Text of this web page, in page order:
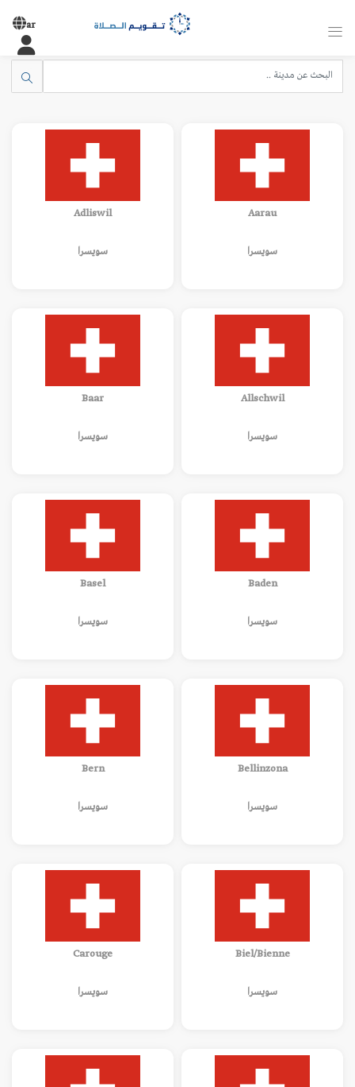
ar
Aarau
سويسرا
Adliswil
سويسرا
Allschwil
سويسرا
Baar
سويسرا
Baden
سويسرا
Basel
سويسرا
Bellinzona
سويسرا
Bern
سويسرا
Biel/Bienne
سويسرا
Carouge
سويسرا